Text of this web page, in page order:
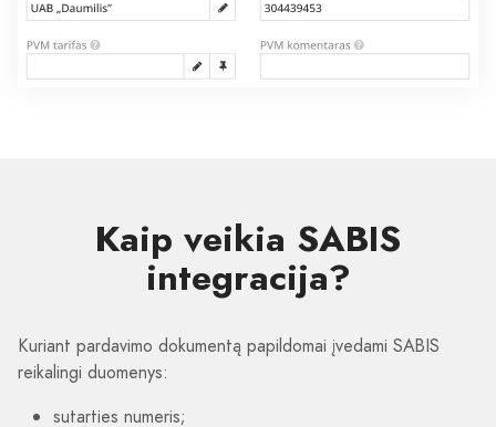
Kaip veikia SABIS
integracija?
Kuriant pardavimo dokumentą papildomai įvedami SABIS
reikalingi duomenys:
sutarties numeris;